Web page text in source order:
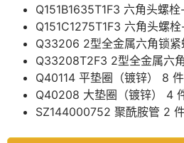
Q151B1635T1F3 六角头螺
Q151C1275T1F3 六角头螺
Q33206 2型全金属六角锁
Q33208T2F3 2型全金属六
Q40114 平垫圈（镀锌） 8 件
Q40208 大垫圈（镀锌） 4
SZ144000752 聚酰胺管 2